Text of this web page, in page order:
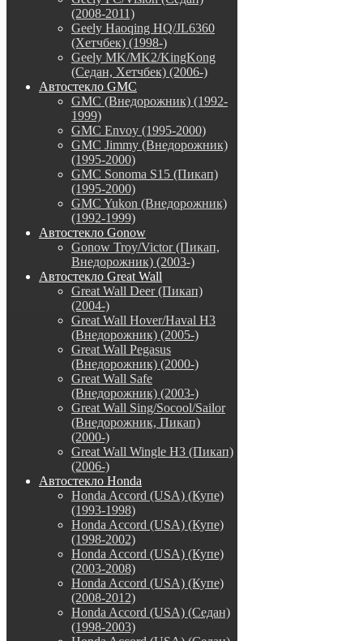
(2008-2011)
Geely Haoqing HQ/JL6360
(Хетчбек) (1998-)
Geely MK/MK2/KingKong
(Седан, Хетчбек) (2006-)
Автостекло GMC
GMC (Внедорожник) (1992-
1999)
GMC Envoy (1995-2000)
GMC Jimmy (Внедорожник)
(1995-2000)
GMC Sonoma S15 (Пикап)
(1995-2000)
GMC Yukon (Внедорожник)
(1992-1999)
Автостекло Gonow
Gonow Troy/Victor (Пикап,
Внедорожник) (2003-)
Автостекло Great Wall
Great Wall Deer (Пикап)
(2004-)
Great Wall Hover/Haval H3
(Внедорожник) (2005-)
Great Wall Pegasus
(Внедорожник) (2000-)
Great Wall Safe
(Внедорожник) (2003-)
Great Wall Sing/Socool/Sailor
(Внедорожник, Пикап)
(2000-)
Great Wall Wingle H3 (Пикап)
(2006-)
Автостекло Honda
Honda Accord (USA) (Купе)
(1993-1998)
Honda Accord (USA) (Купе)
(1998-2002)
Honda Accord (USA) (Купе)
(2003-2008)
Honda Accord (USA) (Купе)
(2008-2012)
Honda Accord (USA) (Седан)
(1998-2003)